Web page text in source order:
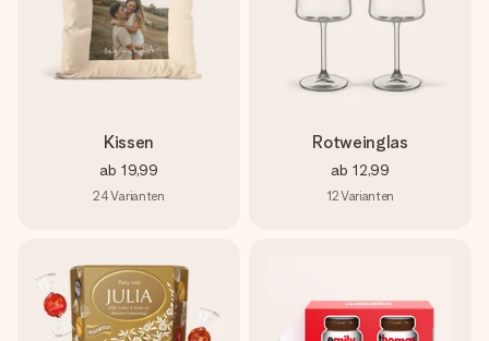
Kissen
ab 19,99
24Varianten
Rotweinglas
ab 12,99
12Varianten